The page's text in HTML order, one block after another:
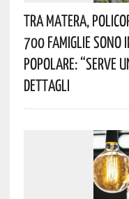
Tra Matera,
700 Famiglie Sono
Popolare: “serve
Dettagli